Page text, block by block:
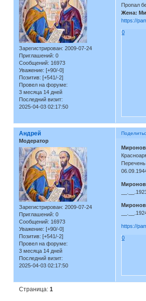
Зарегистрирован: 2009-07-24
Приглашений: 0
Сообщений: 16973
Уважение: [+90/-0]
Позитив: [+541/-2]
Провел на форуме:
3 месяца 14 дней
Последний визит:
2025-04-03 02:17:50
Пропал
Жена:
https://
0
Андрей
Модератор
Зарегистрирован: 2009-07-24
Приглашений: 0
Сообщений: 16973
Уважение: [+90/-0]
Позитив: [+541/-2]
Провел на форуме:
3 месяца 14 дней
Последний визит:
2025-04-03 02:17:50
Перечень
Миронов
https://
0
Страница: 1